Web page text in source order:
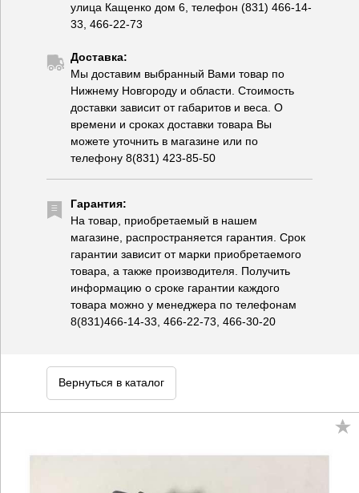
улица Кащенко дом 6, телефон (831) 466-14-
33, 466-22-73
Доставка:
Мы доставим выбранный Вами товар по
Нижнему Новгороду и области. Стоимость
доставки зависит от габаритов и веса. О
времени и сроках доставки товара Вы
можете уточнить в магазине или по
телефону 8(831) 423-85-50
Гарантия:
На товар, приобретаемый в нашем
магазине, распространяется гарантия. Срок
гарантии зависит от марки приобретаемого
товара, а также производителя. Получить
информацию о сроке гарантии каждого
товара можно у менеджера по телефонам
8(831)466-14-33, 466-22-73, 466-30-20
Вернуться в каталог